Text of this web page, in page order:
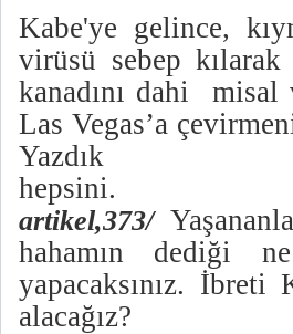
Kabe'ye gelince,
virüsü sebep
kanadını dahi
Las Vegas’a
Yazdık
hepsini.
artikel,373/
hahamın dediği
yapacaksınız.
alacağız?